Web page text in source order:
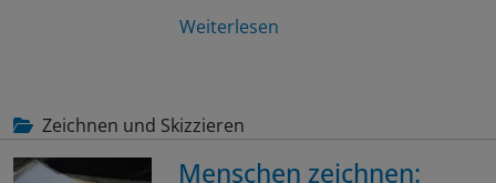
Weiterlesen
Zeichnen und Skizzieren
Menschen zeichnen: